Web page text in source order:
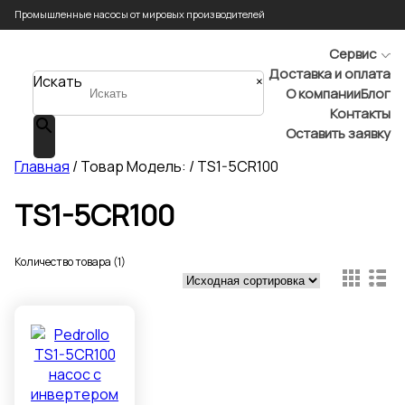
Промышленные насосы от мировых производителей
Искать ×
Сервис
Доставка и оплата
О компанииБлог
Контакты
Оставить заявку
Главная / Товар Модель: / TS1-5CR100
TS1-5CR100
Количество товара (1)